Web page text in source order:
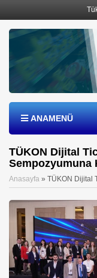
ANAMENÜ
TÜKON Dijital
Sempozyumuna
Anasayfa » TÜKON Dijital